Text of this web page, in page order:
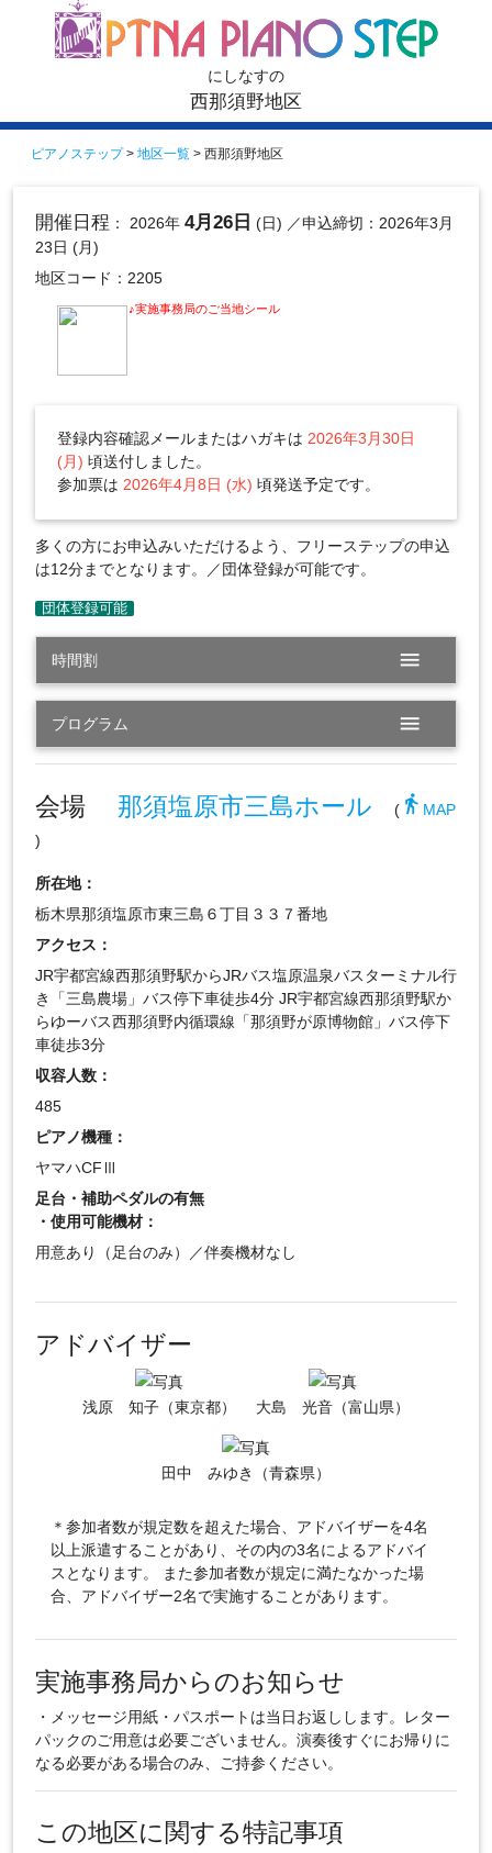
にしなすの
西那須野地区
ピアノステップ> 地区一覧 > 西那須野地区
開催日程 ： 2026年 4月26日 (日) ／申込締切：2026年3月
23日 (月)
地区コード：2205
♪実施事務局のご当地シール
登録内容確認メールまたはハガキは 2026年3月30日
(月) 頃送付しました。
参加票は 2026年4月8日 (水) 頃発送予定です。
多くの方にお申込みいただけるよう、フリーステップの申込
は12分までとなります。／団体登録が可能です。
時間割 menu
プログラム menu
会場 那須塩原市三島ホール (directions_walk MAP
)
所在地：
栃木県那須塩原市東三島６丁目３３７番地
アクセス：
JR宇都宮線西那須野駅からJRバス塩原温泉バスターミナル行
き「三島農場」バス停下車徒歩4分 JR宇都宮線西那須野駅か
らゆーバス西那須野内循環線「那須野が原博物館」バス停下
車徒歩3分
収容人数：
485
ピアノ機種：
ヤマハCFⅢ
足台・補助ペダルの有無
・使用可能機材：
用意あり（足台のみ）／伴奏機材なし
アドバイザー
浅原 知子（東京都） 大島 光音（富山県）
田中 みゆき（青森県）
＊参加者数が規定数を超えた場合、アドバイザーを4名
以上派遣することがあり、その内の3名によるアドバイ
スとなります。 また参加者数が規定に満たなかった場
合、アドバイザー2名で実施することがあります。
実施事務局からのお知らせ
・メッセージ用紙・パスポートは当日お返しします。レター
パックのご用意は必要ございません。演奏後すぐにお帰りに
なる必要がある場合のみ、ご持参ください。
この地区に関する特記事項